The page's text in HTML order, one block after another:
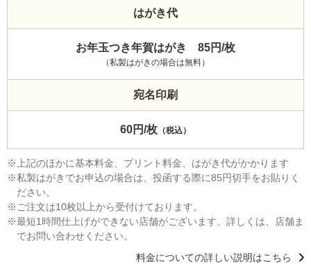
はがき代
お年玉つき年賀はがき 85円/枚
（私製はがきの場合は無料）
宛名印刷
60円/枚 （税込）
上記のほかに基本料金、プリント料金、はがき代がかかります
私製はがきでお申込の場合は、投函する際に85円切手をお貼りく
ださい。
ご注文は10枚以上から受付けております。
最短1時間仕上げができない店舗がございます。詳しくは、店舗ま
でお問い合わせください。
料金についての詳しい説明はこちら